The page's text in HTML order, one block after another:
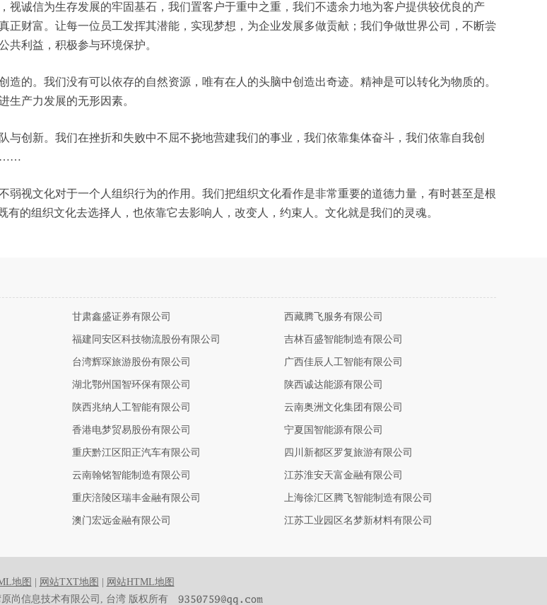
诚信为生存发展的牢固基石，我们置客户于重中之重，我们不遗余力地为客户提供较优良的产
财富。让每一位员工发挥其潜能，实现梦想，为企业发展多做贡献；我们争做世界公司，不断尝
共利益，积极参与环境保护。
的。我们没有可以依存的自然资源，唯有在人的头脑中创造出奇迹。精神是可以转化为物质的。
产力发展的无形因素。
创新。我们在挫折和失败中不屈不挠地营建我们的事业，我们依靠集体奋斗，我们依靠自我创
……
视文化对于一个人组织行为的作用。我们把组织文化看作是非常重要的道德力量，有时甚至是根
的组织文化去选择人，也依靠它去影响人，改变人，约束人。文化就是我们的灵魂。
甘肃鑫盛证券有限公司 西藏腾飞服务有限公司
福建同安区科技物流股份有限公司 吉林百盛智能制造有限公司
台湾辉琛旅游股份有限公司 广西佳辰人工智能有限公司
湖北鄂州国智环保有限公司 陕西诚达能源有限公司
陕西兆纳人工智能有限公司 云南奥洲文化集团有限公司
香港电梦贸易股份有限公司 宁夏国智能源有限公司
重庆黔江区阳正汽车有限公司 四川新都区罗复旅游有限公司
云南翰铭智能制造有限公司 江苏淮安天富金融有限公司
重庆涪陵区瑞丰金融有限公司 上海徐汇区腾飞智能制造有限公司
澳门宏远金融有限公司 江苏工业园区名梦新材料有限公司
地图 网站TXT地图
网站HTML地图
尚信息技术有限公司, 台湾 版权所有